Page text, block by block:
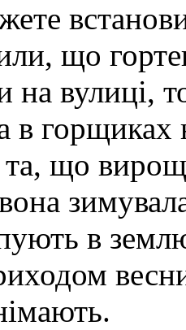
що
на вулиці,
в горщиках
та, що
в